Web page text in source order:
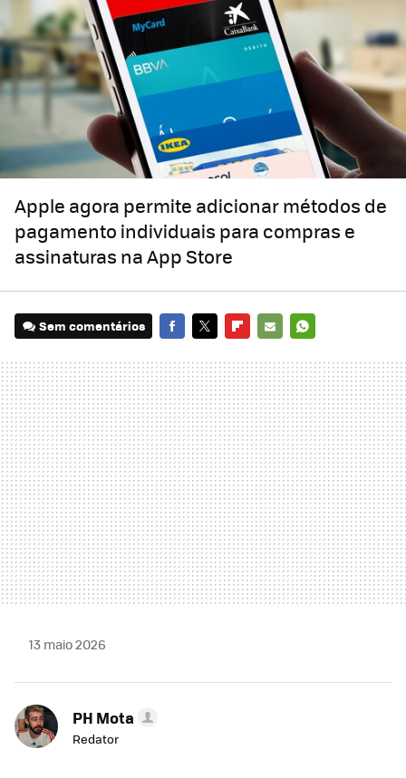
Apple agora permite adicionar métodos de
pagamento individuais para compras e
assinaturas na App Store
Sem comentários
MAIL
13 maio 2026
PH Mota
Redator